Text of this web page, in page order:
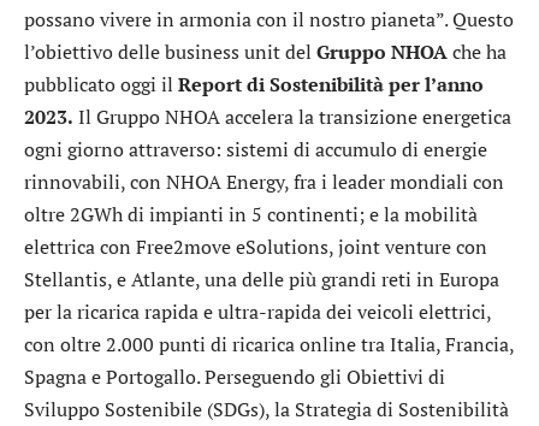
possano vivere in armonia con il nostro pianeta”. Questo
l’obiettivo delle business unit del Gruppo NHOAche ha
pubblicato oggi il Report di Sostenibilità per l’anno
2023. Il Gruppo NHOA accelera la transizione energetica
ogni giorno attraverso: sistemi di accumulo di energie
rinnovabili, con NHOA Energy, fra i leader mondiali con
oltre 2GWh di impianti in 5 continenti; e la mobilità
elettrica con Free2move eSolutions, joint venture con
Stellantis, e Atlante, una delle più grandi reti in Europa
per la ricarica rapida e ultra-rapida dei veicoli elettrici,
con oltre 2.000 punti di ricarica online tra Italia, Francia,
Spagna e Portogallo. Perseguendo gli Obiettivi di
Sviluppo Sostenibile (SDGs), la Strategia di Sostenibilità